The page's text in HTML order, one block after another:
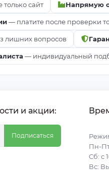
только сайт Напрямую
— платите после проверки
лишних вопросов
— индивидуальный
и акции:
Подписаться
Пн-
Сб: с
Вс: